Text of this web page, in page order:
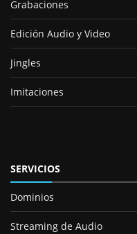
Grabaciones
Edición Audio y Video
Jingles
Imitaciones
SERVICIOS
Dominios
Streaming de Audio